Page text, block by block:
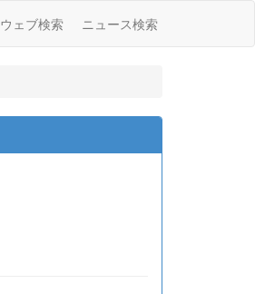
ウェブ検索 ニュース検索